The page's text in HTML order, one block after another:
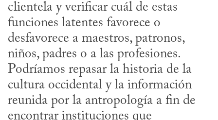
clientela y verificar cuál de estas
funciones latentes favorece o
desfavorece a maestros, patronos,
niños, padres o a las profesiones.
Podríamos repasar la historia de la
cultura occidental y la información
reunida por la antropología a fin de
encontrar instituciones que